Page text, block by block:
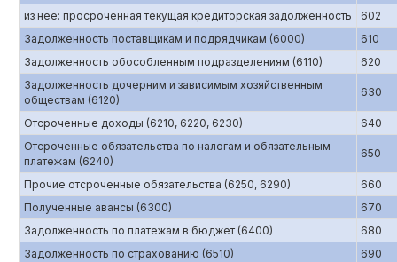
из нее: просроченная текущая кредиторская задолженность
602
Задолженность поставщикам и подрядчикам (6000)
610
Задолженность обособленным подразделениям (6110)
620
Задолженность дочерним и зависимым хозяйственным
обществам (6120)
630
Отсроченные доходы (6210, 6220, 6230)
640
Отсроченные обязательства по налогам и обязательным
платежам (6240)
650
Прочие отсроченные обязательства (6250, 6290)
660
Полученные авансы (6300)
670
Задолженность по платежам в бюджет (6400)
680
Задолженность по страхованию (6510)
690